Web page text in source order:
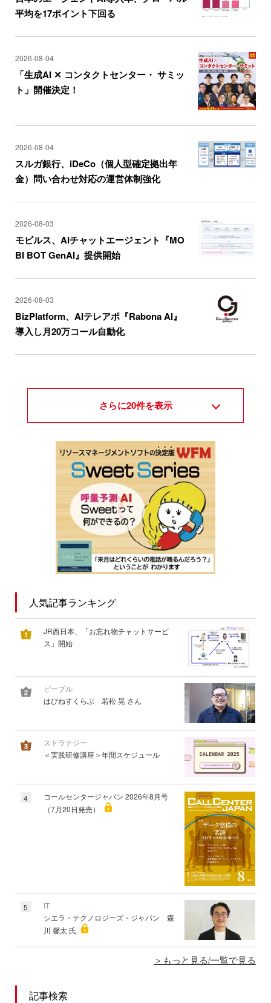
平均を17ポイント下回る
2026-08-04
「生成AI ✕ コンタクトセンター・ サミッ
ト」開催決定！
2026-08-04
スルガ銀行、iDeCo（個人型確定拠出年
金）問い合わせ対応の運営体制強化
2026-08-03
モビルス、AIチャットエージェント『MO
BI BOT GenAI』提供開始
2026-08-03
BizPlatform、AIテレアポ『Rabona AI』
導入し月20万コール自動化
さらに20件を表示
人気記事ランキング
JR西日本、「お忘れ物チャットサービ
ス」開始
ピープル
はぴねすくらぶ 若松 晃 さん
ストラテジー
＜実践研修講座＞年間スケジュール
4
コールセンタージャパン 2026年8月号
（7月20日発売）
5
IT
シエラ・テクノロジーズ・ジャパン 森
川 馨太 氏
もっと見る/一覧で見る
記事検索